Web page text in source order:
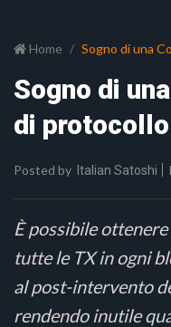
Home Sogno di una
Sogno di
di protocollo
Posted by Italian Satoshi
È possibile
tutte le TX in ogni
al post-intervento
rendendo inutile